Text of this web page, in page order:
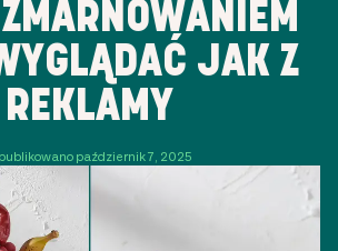
ZMARNOWANIEM
JAK Z
REKLAMY
październik 7, 2025